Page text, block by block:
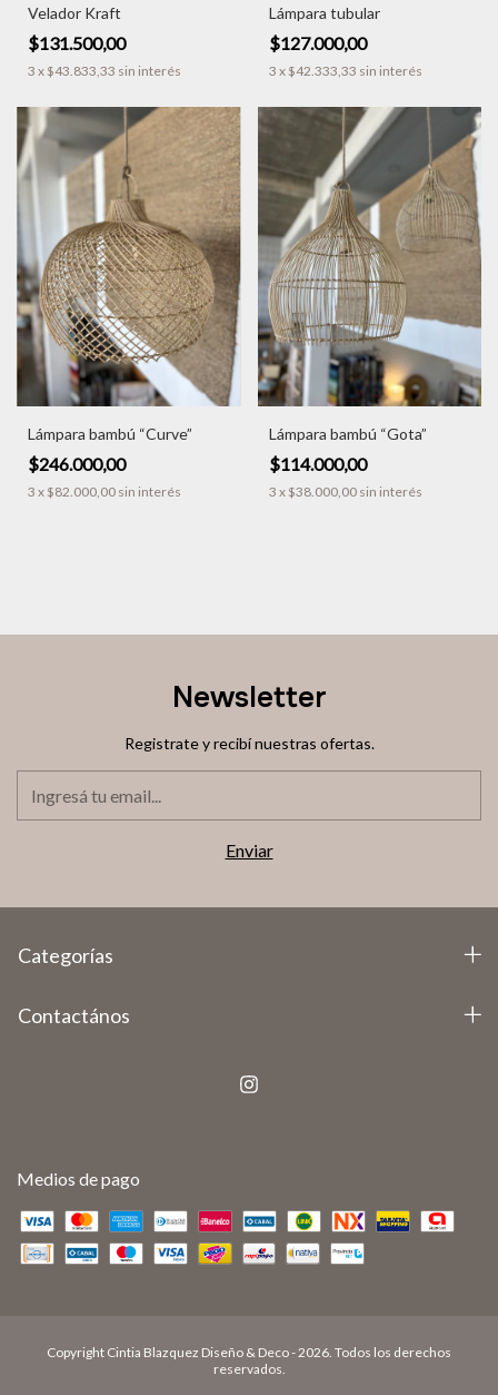
Velador Kraft
$131.500,00
3 x $43.833,33 sin interés
Lámpara tubular
$127.000,00
3 x $42.333,33 sin interés
Lámpara bambú “Curve”
$246.000,00
3 x $82.000,00 sin interés
Lámpara bambú “Gota”
$114.000,00
3 x $38.000,00 sin interés
Newsletter
Registrate y recibí nuestras ofertas.
Categorías
Contactános
Medios de pago
Copyright Cintia Blazquez Diseño & Deco - 2026. Todos los derechos
reservados.